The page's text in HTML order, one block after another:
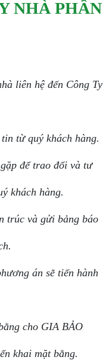
NHÀ PHẦN
liên hệ đến Công Ty
từ quý khách hàng.
để trao đổi và tư
khách hàng.
trúc và gửi bảng báo
án sẽ tiến hành
cho GIA BẢO
khai mặt bằng.